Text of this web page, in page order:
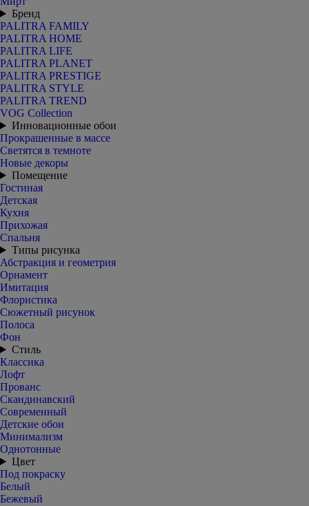
Бренд
PALITRA FAMILY
PALITRA HOME
PALITRA LIFE
PALITRA PLANET
PALITRA PRESTIGE
PALITRA STYLE
PALITRA TREND
VOG Collection
Инновационные обои
Прокрашенные в массе
Светятся в темноте
Новые декоры
Помещение
Гостиная
Детская
Кухня
Прихожая
Спальня
Типы рисунка
Абстракция и геометрия
Орнамент
Имитация
Флористика
Сюжетный рисунок
Полоса
Фон
Стиль
Классика
Лофт
Прованс
Скандинавский
Современный
Детские обои
Минимализм
Однотонные
Цвет
Под покраску
Белый
Бежевый